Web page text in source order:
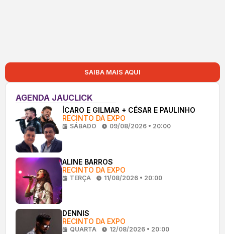
SAIBA MAIS AQUI
AGENDA JAUCLICK
ÍCARO E GILMAR + CÉSAR E PAULINHO
RECINTO DA EXPO
SÁBADO 09/08/2026 • 20:00
ALINE BARROS
RECINTO DA EXPO
TERÇA 11/08/2026 • 20:00
DENNIS
RECINTO DA EXPO
QUARTA 12/08/2026 • 20:00